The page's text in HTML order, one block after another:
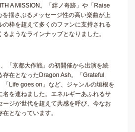
A MISSION。「絆ノ奇跡」や「Raise
揺さぶるメッセージ性の高い楽曲が上
の枠を超えて多くのファンに支持される
ようなラインナップとなりました。
「京都大作戦」の初開催から出演を続
存在となったDragon Ash。「Grateful
「Life goes on」など、ジャンルの垣根を
名を連ねました。エネルギーあふれるサ
ージが世代を超えて共感を呼び、今なお
となっています。